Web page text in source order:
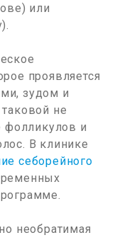
или
проявляется
зудом и
не
фолликулов и
В клинике
себорейного
необратимая